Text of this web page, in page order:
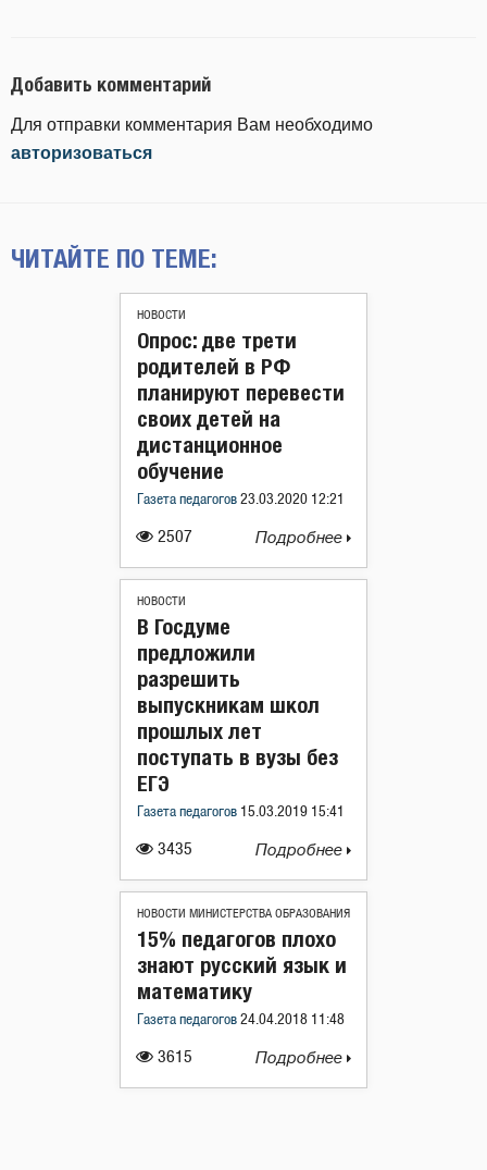
Добавить комментарий
Для отправки комментария Вам необходимо
авторизоваться
ЧИТАЙТЕ ПО ТЕМЕ:
НОВОСТИ
2507
Опрос: две трети
родителей в РФ
планируют перевести
своих детей на
дистанционное
обучение
Газета педагогов 23.03.2020 12:21
Подробнее
НОВОСТИ
3435
В Госдуме
предложили
разрешить
выпускникам школ
прошлых лет
поступать в вузы без
ЕГЭ
Газета педагогов 15.03.2019 15:41
Подробнее
НОВОСТИ МИНИСТЕРСТВА ОБРАЗОВАНИЯ
3615
15% педагогов плохо
знают русский язык и
математику
Газета педагогов 24.04.2018 11:48
Подробнее